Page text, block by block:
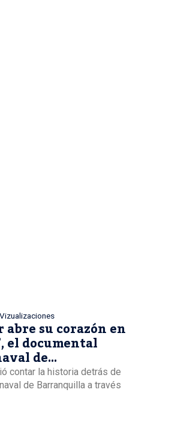
su corazón en
el documental
de
contar la historia detrás de
de Barranquilla a través